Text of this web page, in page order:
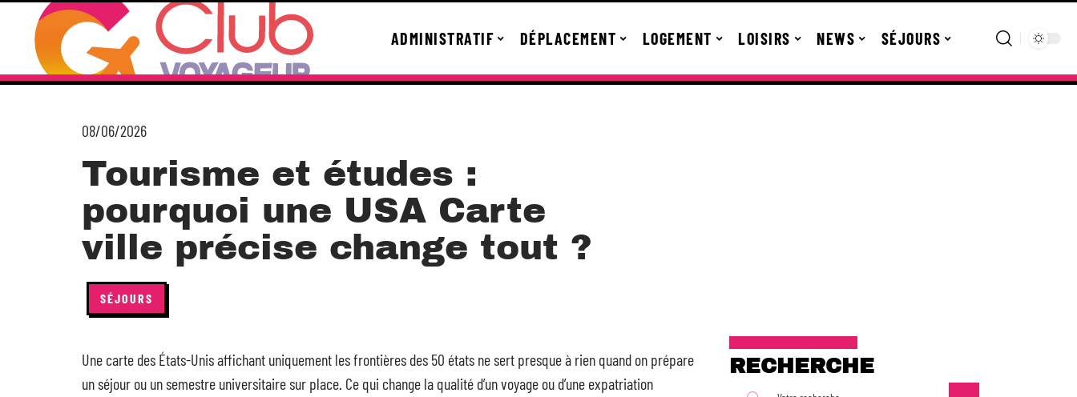
ADMINISTRATIF DÉPLACEMENT LOGEMENT LOISIRS NEWS SÉJOURS
08/06/2026
Tourisme et études :
pourquoi une USA Carte
ville précise change tout ?
SÉJOURS
Une carte des États-Unis affichant uniquement les frontières des 50 états ne sert presque à rien quand on prépare
un séjour ou un semestre universitaire sur place. Ce qui change la qualité d’un voyage ou d’une expatriation
RECHERCHE